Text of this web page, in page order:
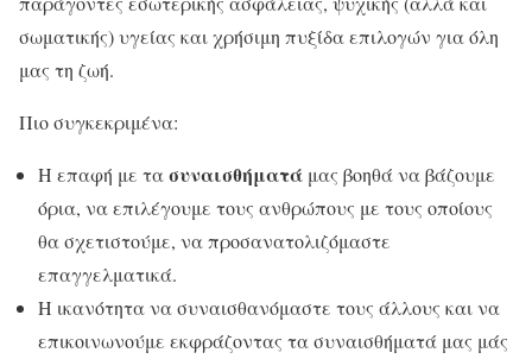
σωματικής) υγείας και χρήσιμη πυξίδα επιλογών για όλη
μας τη ζωή.
Πιο συγκεκριμένα:
Η επαφή με τασυναισθήματά μας βοηθά να βάζουμε
όρια, να επιλέγουμε τους ανθρώπους με τους οποίους
θα σχετιστούμε, να προσανατολιζόμαστε
επαγγελματικά.
Η ικανότητα να συναισθανόμαστε τους άλλους και να
επικοινωνούμε εκφράζοντας τα συναισθήματά μας μάς